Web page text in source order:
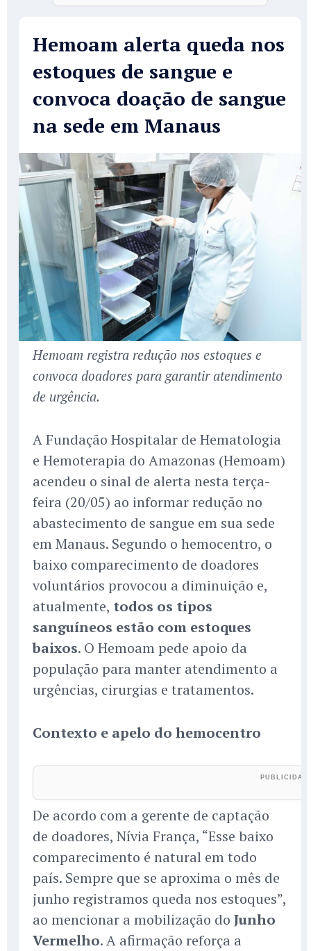
Hemoam alerta queda nos
estoques de sangue e
convoca doação de sangue
na sede em Manaus
Hemoam registra redução nos estoques e
convoca doadores para garantir atendimento
de urgência.
A Fundação Hospitalar de Hematologia
e Hemoterapia do Amazonas (Hemoam)
acendeu o sinal de alerta nesta terça-
feira (20/05) ao informar redução no
abastecimento de sangue em sua sede
em Manaus. Segundo o hemocentro, o
baixo comparecimento de doadores
voluntários provocou a diminuição e,
atualmente, todos os tipos
sanguíneos estão com estoques
baixos. O Hemoam pede apoio da
população para manter atendimento a
urgências, cirurgias e tratamentos.
Contexto e apelo do hemocentro
De acordo com a gerente de captação
de doadores, Nívia França, “Esse baixo
comparecimento é natural em todo
país. Sempre que se aproxima o mês de
junho registramos queda nos estoques”,
ao mencionar a mobilização do Junho
Vermelho. A afirmação reforça a